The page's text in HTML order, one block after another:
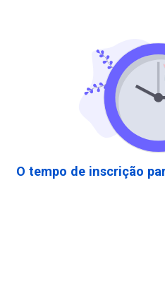
O tempo de inscrição